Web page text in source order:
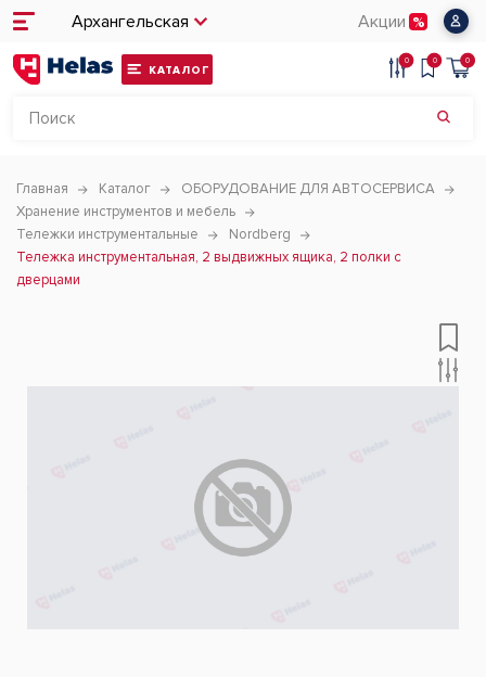
Архангельская Акции
КАТАЛОГ
0 0 0
Главная Каталог
ОБОРУДОВАНИЕ ДЛЯ АВТОСЕРВИСА
Хранение инструментов и мебель
Тележки инструментальные
Nordberg
Тележка инструментальная, 2 выдвижных ящика, 2 полки с
дверцами